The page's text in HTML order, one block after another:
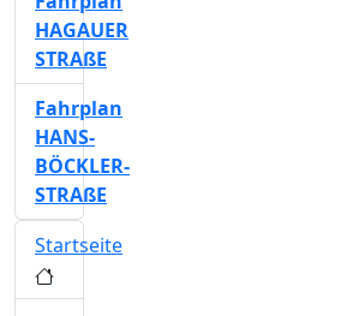
HAGAUER
STRAßE
Fahrplan
HANS-
BÖCKLER-
STRAßE
Startseite